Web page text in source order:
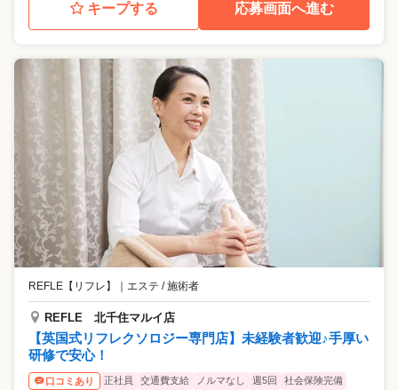
キープする 応募画面へ進む
REFLE【リフレ】 ｜ エステ / 施術者
REFLE 北千住マルイ店
【英国式リフレクソロジー専門店】未経験者歓迎♪手厚い
研修で安心！
口コミあり 正社員 交通費支給 ノルマなし 週5回
社会保険完備